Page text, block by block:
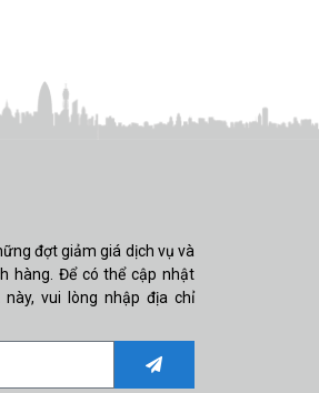
đợt giảm giá dịch vụ và
hàng. Để có thể cập nhật
vui lòng nhập địa chỉ